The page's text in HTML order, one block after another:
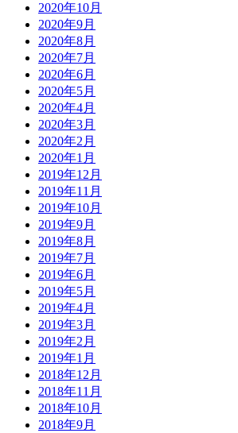
2020年10月
2020年9月
2020年8月
2020年7月
2020年6月
2020年5月
2020年4月
2020年3月
2020年2月
2020年1月
2019年12月
2019年11月
2019年10月
2019年9月
2019年8月
2019年7月
2019年6月
2019年5月
2019年4月
2019年3月
2019年2月
2019年1月
2018年12月
2018年11月
2018年10月
2018年9月